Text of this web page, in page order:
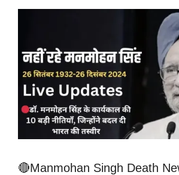
🔴Manmohan Singh Death